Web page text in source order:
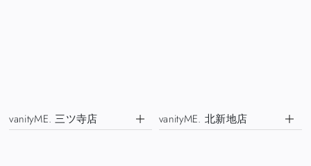
vanityME. 三ツ寺店 vanityME. 北新地店